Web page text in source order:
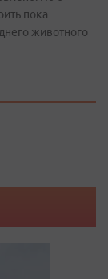
пока
животного